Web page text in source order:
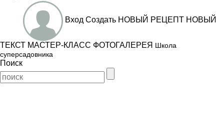
Вход Создать НОВЫЙ РЕЦЕПТ НОВЫЙ
ТЕКСТ МАСТЕР-КЛАСС ФОТОГАЛЕРЕЯ Школа
суперсадовника
Поиск